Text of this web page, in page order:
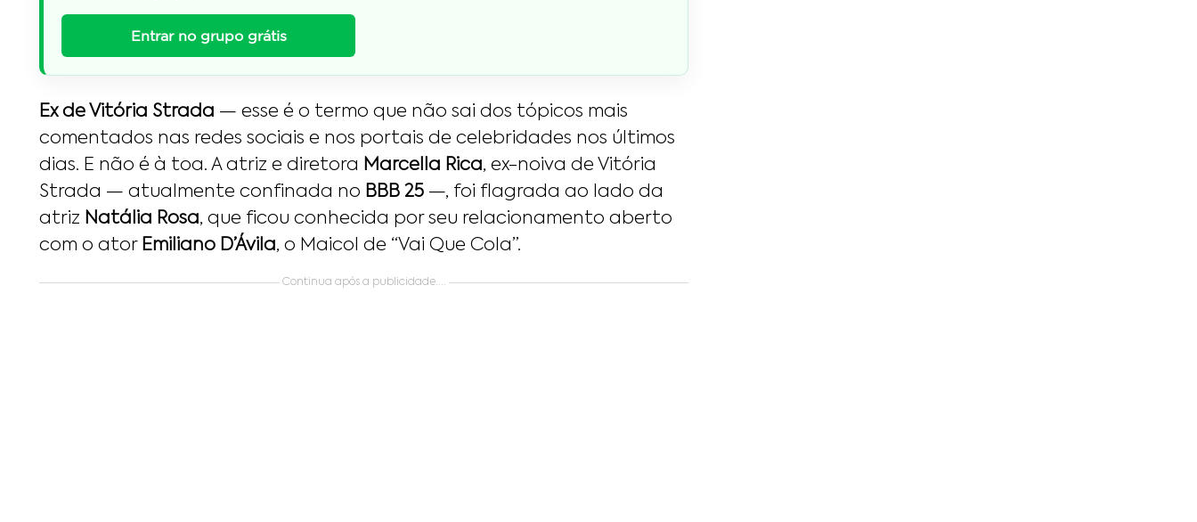
Entrar no grupo grátis
Ex de Vitória Strada — esse é o termo que não sai dos tópicos mais
comentados nas redes sociais e nos portais de celebridades nos últimos
dias. E não é à toa. A atriz e diretora Marcella Rica, ex-noiva de Vitória
Strada — atualmente confinada no BBB 25 —, foi flagrada ao lado da
atriz Natália Rosa, que ficou conhecida por seu relacionamento aberto
com o ator Emiliano D’Ávila, o Maicol de “Vai Que Cola”.
Continua após a publicidade....